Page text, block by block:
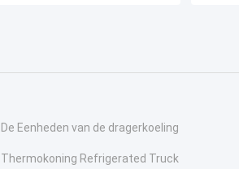
De Eenheden van de dragerkoeling
Thermokoning Refrigerated Truck